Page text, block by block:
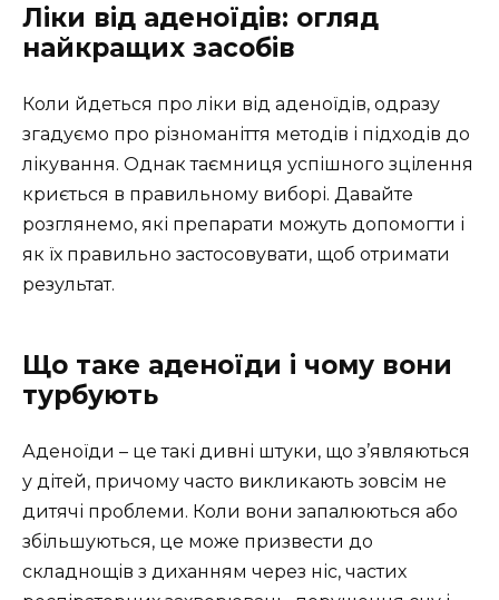
Ліки від аденоїдів: огляд
найкращих засобів
Коли йдеться про ліки від аденоїдів, одразу
згадуємо про різноманіття методів і підходів до
лікування. Однак таємниця успішного зцілення
криється в правильному виборі. Давайте
розглянемо, які препарати можуть допомогти і
як їх правильно застосовувати, щоб отримати
результат.
Що таке аденоїди і чому вони
турбують
Аденоїди – це такі дивні штуки, що з’являються
у дітей, причому часто викликають зовсім не
дитячі проблеми. Коли вони запалюються або
збільшуються, це може призвести до
складнощів з диханням через ніс, частих